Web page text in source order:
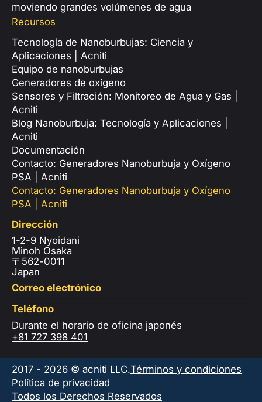
moviendo grandes volúmenes de agua
Recursos
Tecnología de Nanoburbujas: Ciencia y
Aplicaciones | Acniti
Equipo de nanoburbujas
Generadores de oxígeno
Sensores y Filtración: Monitoreo de Agua y Gas |
Acniti
Blog Nanoburbuja: Tecnología y Aplicaciones |
Acniti
Documentación
Contacto: Generadores Nanoburbuja y Oxígeno
PSA | Acniti
Contacto: Generadores Nanoburbuja y Oxígeno
PSA | Acniti
Dirección
1-2-9 Nyoidani
Minoh Osaka
〒562-0011
Japan
Correo electrónico
Teléfono
Durante el horario de oficina japonés
+81 727 398 401
2017 - 2026 © acniti LLC.Términos y condiciones
Política de privacidad
Todos los Derechos Reservados